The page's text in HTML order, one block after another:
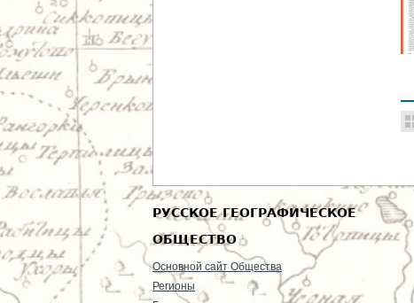
РУССКОЕ ГЕОГРАФИЧЕСКОЕ
ОБЩЕСТВО
Основной сайт Общества
Регионы